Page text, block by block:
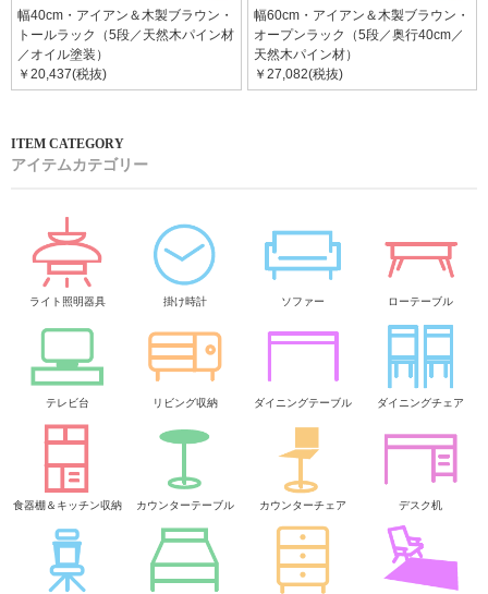
幅40cm・アイアン＆木製ブラウン・
トールラック（5段／天然木パイン材
／オイル塗装）
￥20,437(税抜)
幅60cm・アイアン＆木製ブラウン・
オープンラック（5段／奥行40cm／
天然木パイン材）
￥27,082(税抜)
アイテムカテゴリー
ライト照明器具 掛け時計 ソファー ローテーブル
テレビ台 リビング収納 ダイニングテーブル ダイニングチェア
食器棚＆キッチン収納 カウンターテーブル カウンターチェア デスク机